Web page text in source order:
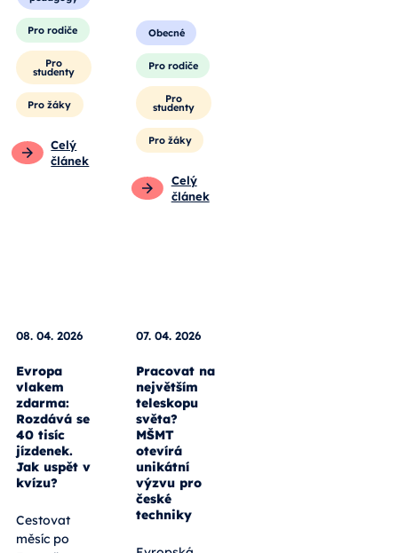
Pro
pedagogy
Pro rodiče
Pro
studenty
víc.
Obecné
Pro rodiče
Pro
studenty
08. 04. 2026
Evropa
vlakem
zdarma:
Rozdává se
40 tisíc
jízdenek.
kvízu?
07. 04. 2026
Pracovat na
největším
teleskopu
světa?
MŠMT
otevírá
unikátní
výzvu pro
techniky